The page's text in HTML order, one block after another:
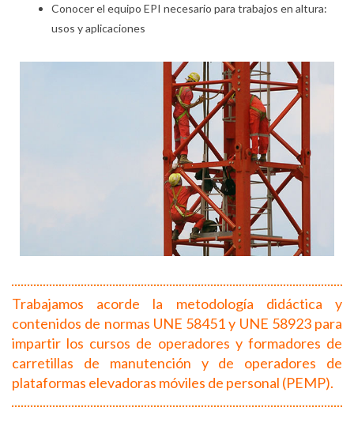
Conocer el equipo EPI necesario para trabajos en altura:
usos y aplicaciones
Trabajamos acorde la metodología didáctica y
contenidos de normas UNE 58451 y UNE 58923 para
impartir los cursos de operadores y formadores de
carretillas de manutención y de operadores de
plataformas elevadoras móviles de personal (PEMP).